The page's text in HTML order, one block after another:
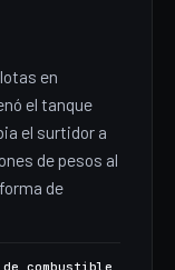
en
el tanque
el surtidor a
de pesos al
de
combustible